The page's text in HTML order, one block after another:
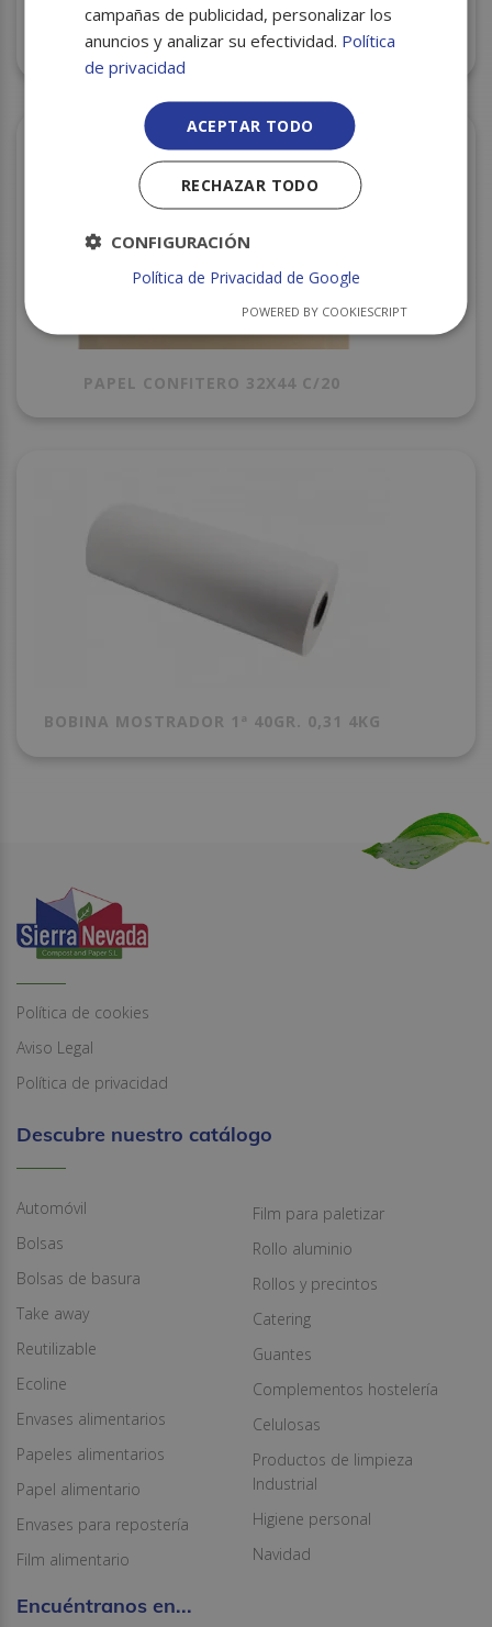
BOBINA MOSTRADOR 1ª 40GR. 0,62 8KG
PAPEL CONFITERO 32X44 C/20
BOBINA MOSTRADOR 1ª 40GR. 0,31 4KG
Política de cookies
Aviso Legal
Política de privacidad
Descubre nuestro catálogo
Automóvil
Bolsas
Bolsas de basura
Take away
Reutilizable
Ecoline
Envases alimentarios
Papeles alimentarios
Papel alimentario
Envases para repostería
Film alimentario
Film para paletizar
Rollo aluminio
Rollos y precintos
Catering
Guantes
Complementos hostelería
Celulosas
Productos de limpieza
Industrial
Higiene personal
Navidad
Encuéntranos en...
campañas de publicidad, personalizar los
anuncios y analizar su efectividad. Política
de privacidad
ACEPTAR TODO
RECHAZAR TODO
CONFIGURACIÓN
Política de Privacidad de Google
POWERED BY COOKIESCRIPT